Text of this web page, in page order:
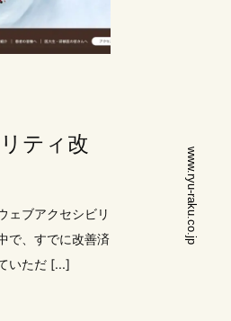
www.ryu-raku.co.jp
ティ改
ェブアクセシビリ
で、すでに改善済
いただ [...]